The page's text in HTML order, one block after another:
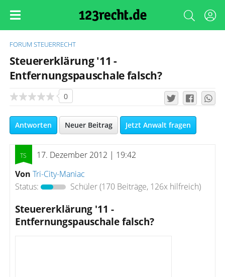
FORUM STEUERRECHT
Steuererklärung '11 -
Entfernungspauschale falsch?
0
Antworten Neuer Beitrag Jetzt Anwalt fragen
17. Dezember 2012 | 19:42
Von Tri-City-Maniac
Status:
Schüler(170 Beiträge, 126x hilfreich)
Steuererklärung '11 -
Entfernungspauschale falsch?